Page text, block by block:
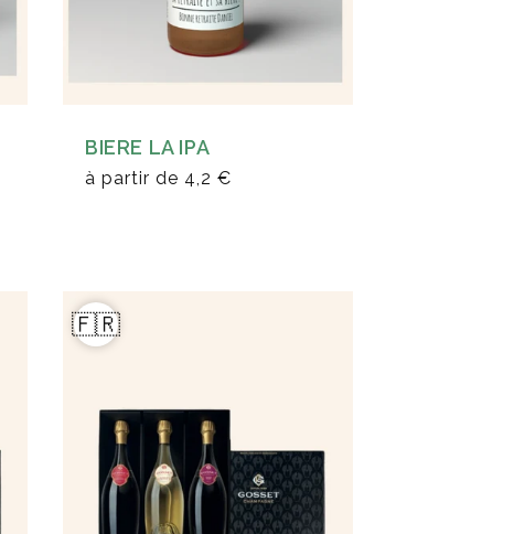
BIERE LA IPA
à partir de 4,2 €
🇫🇷